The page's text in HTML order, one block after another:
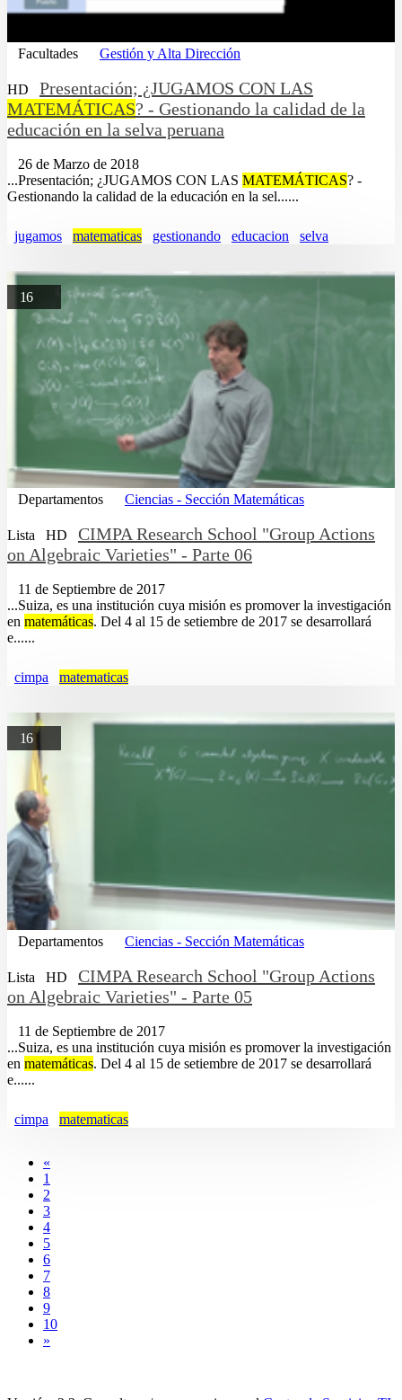
Facultades Gestión y Alta Dirección
HD
Presentación; ¿JUGAMOS CON LAS
MATEMÁTICAS? - Gestionando la calidad de la
educación en la selva peruana
26 de Marzo de 2018
...Presentación; ¿JUGAMOS CON LAS MATEMÁTICAS? -
Gestionando la calidad de la educación en la sel......
jugamos matematicas gestionando educacion selva
16
Departamentos Ciencias - Sección Matemáticas
Lista HD
CIMPA Research School "Group Actions
on Algebraic Varieties" - Parte 06
11 de Septiembre de 2017
...Suiza, es una institución cuya misión es promover la investigación
en matemáticas. Del 4 al 15 de setiembre de 2017 se desarrollará
e......
cimpa matematicas
16
Departamentos Ciencias - Sección Matemáticas
Lista HD
CIMPA Research School "Group Actions
on Algebraic Varieties" - Parte 05
11 de Septiembre de 2017
...Suiza, es una institución cuya misión es promover la investigación
en matemáticas. Del 4 al 15 de setiembre de 2017 se desarrollará
e......
cimpa matematicas
«
1
2
3
4
5
6
7
8
9
10
»